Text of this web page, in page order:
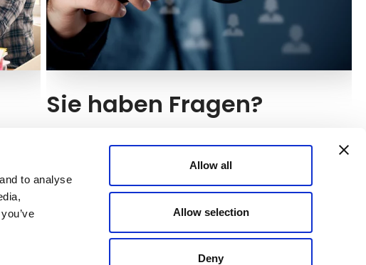
to analyse
Allow all
Allow selection
Deny
Sie haben Fragen?
beantworten unsere Experten gerne!